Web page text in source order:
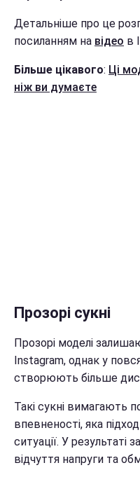
Детальніше про це
посиланням на відео в
Більше цікавого: Ці
ніж ви думаєте
Прозорі сукні
Прозорі моделі
Instagram, однак у
створюють більше
Такі сукні вимагають
впевненості, яка
ситуації. У результаті
відчуття напруги та